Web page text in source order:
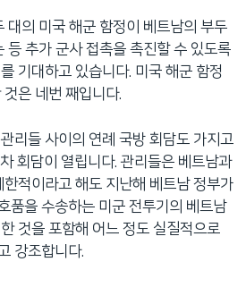
대의 미국 해군 함정이 베트남의 부두
등 추가 군사 접촉을 촉진할 수 있도록
기대하고 있습니다. 미국 해군 함정
은 네번 째입니다.
리들 사이의 연례 국방 회담도 가지고
회담이 열립니다. 관리들은 베트남과
적이라고 해도 지난해 베트남 정부가
품을 수송하는 미군 전투기의 베트남
것을 포함해 어느 정도 실질적으로
강조합니다.